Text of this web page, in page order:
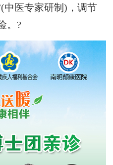
中医专家研制)，调节
。?